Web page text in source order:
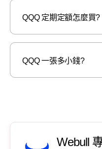
QQQ 定期定額怎麼買?
QQQ 一張多小錢?
Webull